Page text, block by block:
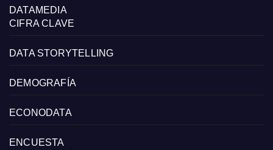
DATAMEDIA
CIFRA CLAVE
DATA STORYTELLING
DEMOGRAFÍA
ECONODATA
ENCUESTA